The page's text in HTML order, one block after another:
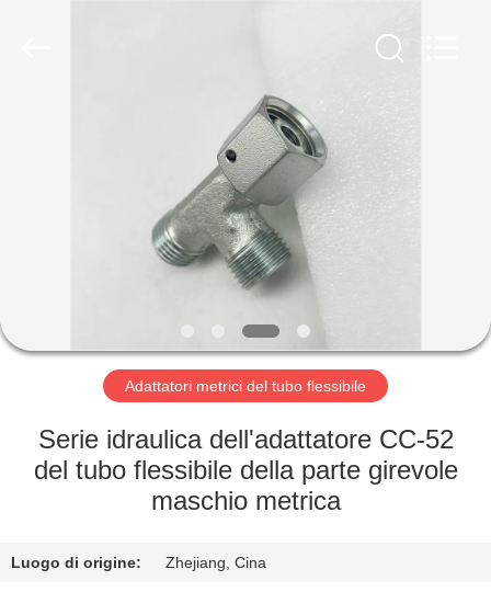
GIRO
FABBRICA
CONTROLLO
QUALITÀ
Adattatori metrici del tubo flessibile
Serie idraulica dell'adattatore CC-52
del tubo flessibile della parte girevole
maschio metrica
Luogo di origine: Zhejiang, Cina